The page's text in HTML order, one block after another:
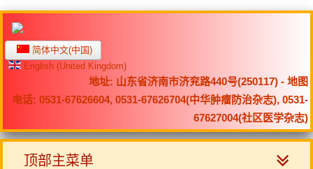
简体中文(中国)
English (United Kingdom)
地址: 山东省济南市济兖路440号(250117) - 地图
电话: 0531-67626604, 0531-67626704(中华肿瘤防治杂志), 0531-
67627004(社区医学杂志)
顶部主菜单